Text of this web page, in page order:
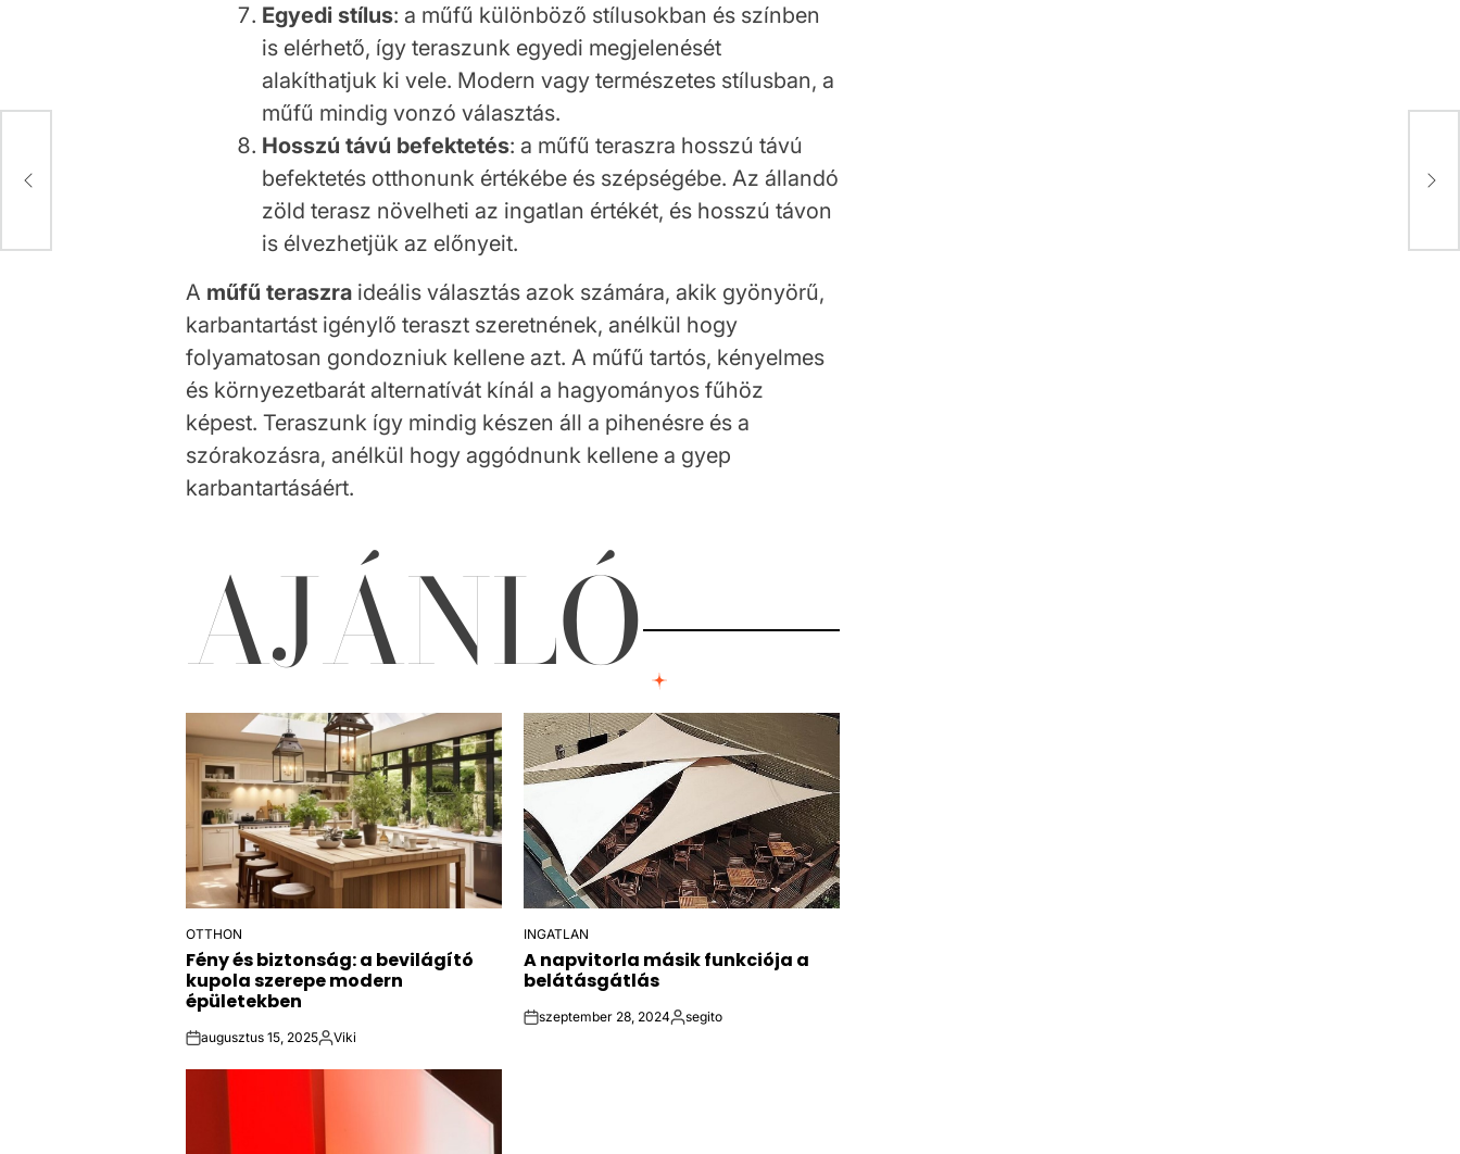
Egyedi stílus: a műfű különböző stílusokban és színben
is elérhető, így teraszunk egyedi megjelenését
alakíthatjuk ki vele. Modern vagy természetes stílusban, a
műfű mindig vonzó választás.
Hosszú távú befektetés: a műfű teraszra hosszú távú
befektetés otthonunk értékébe és szépségébe. Az állandó
zöld terasz növelheti az ingatlan értékét, és hosszú távon
is élvezhetjük az előnyeit.
A műfű teraszra ideális választás azok számára, akik gyönyörű,
karbantartást igénylő teraszt szeretnének, anélkül hogy
folyamatosan gondozniuk kellene azt. A műfű tartós, kényelmes
és környezetbarát alternatívát kínál a hagyományos fűhöz
képest. Teraszunk így mindig készen áll a pihenésre és a
szórakozásra, anélkül hogy aggódnunk kellene a gyep
karbantartásáért.
AJÁNLÓ
POSTED
IN
OTTHON
Fény és biztonság: a bevilágító
kupola szerepe modern
épületekben
onaugusztus 15, 2025Közzétette
Viki
POSTED
IN
INGATLAN
A napvitorla másik funkciója a
belátásgátlás
onszeptember 28, 2024Közzétette
segito